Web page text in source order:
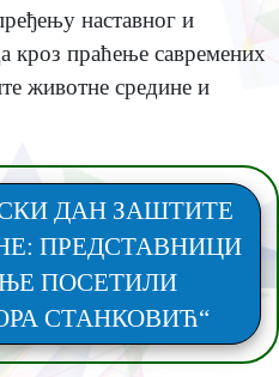
наставног и
кроз праћење савремених
животне средине и
ДАН ЗАШТИТЕ
ПРЕДСТАВНИЦИ
ПОСЕТИЛИ
СТАНКОВИЋ“